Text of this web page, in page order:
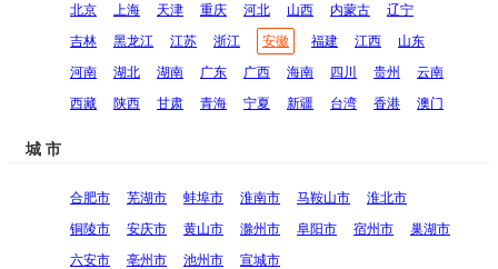
北京 上海 天津 重庆 河北 山西 内蒙古
辽宁
吉林
黑龙江 江苏 浙江 安徽 福建 江西
山东
河南
湖北 湖南 广东 广西 海南 四川 贵州
云南
西藏
陕西 甘肃 青海 宁夏 新疆 台湾 香港 澳门
城 市
合肥市 芜湖市 蚌埠市 淮南市 马鞍山市
淮北市
铜陵市
安庆市 黄山市 滁州市 阜阳市 宿州市
巢湖市
六安市
亳州市 池州市 宣城市